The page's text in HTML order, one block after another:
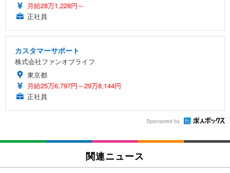
月給28万1,228円～
正社員
カスタマーサポート
株式会社ファンオブライフ
東京都
月給25万6,797円～29万8,144円
正社員
Sponsored by
関連ニュース